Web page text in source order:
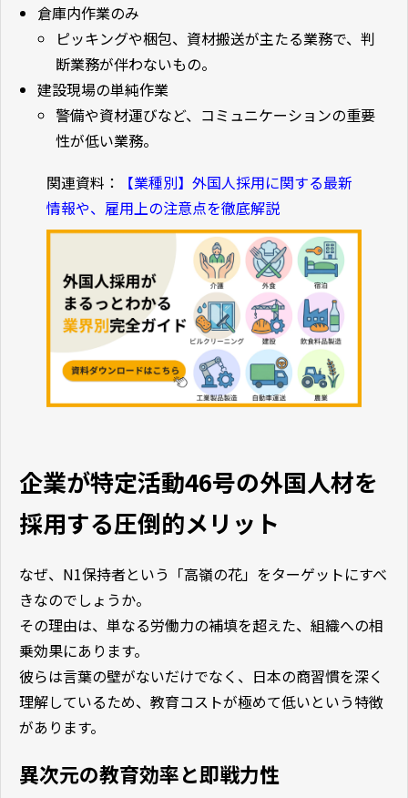
倉庫内作業のみ
ピッキングや梱包、資材搬送が主たる業務で、判
断業務が伴わないもの。
建設現場の単純作業
警備や資材運びなど、コミュニケーションの重要
性が低い業務。
関連資料：
【業種別】外国人採用に関する最新
情報や、雇用上の注意点を徹底解説
企業が特定活動46号の外国人材を
採用する圧倒的メリット
なぜ、N1保持者という「高嶺の花」をターゲットにすべ
きなのでしょうか。
その理由は、単なる労働力の補填を超えた、組織への相
乗効果にあります。
彼らは言葉の壁がないだけでなく、日本の商習慣を深く
理解しているため、教育コストが極めて低いという特徴
があります。
異次元の教育効率と即戦力性